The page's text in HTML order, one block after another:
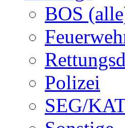
BOS
Polizei
SEG/